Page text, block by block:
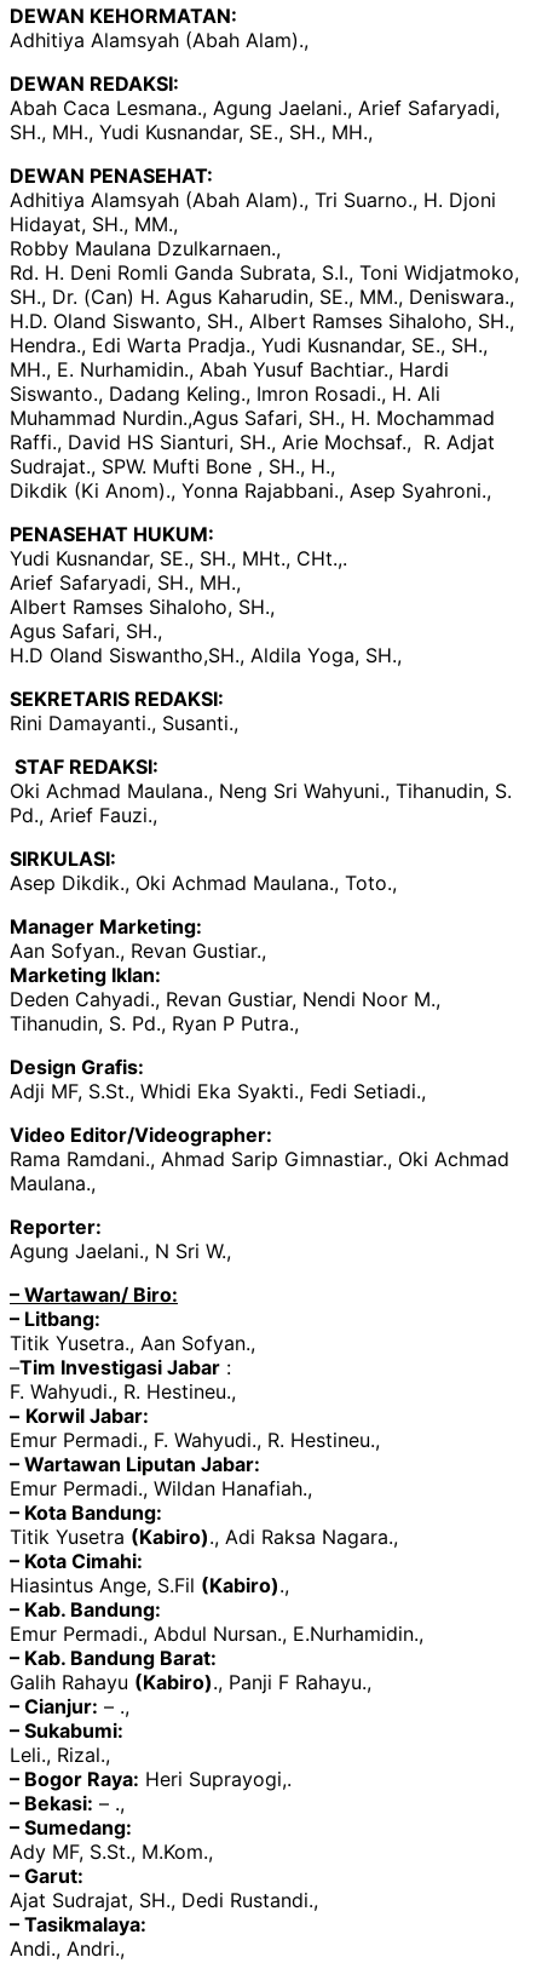
DEWAN KEHORMATAN:
Adhitiya Alamsyah (Abah Alam).,
DEWAN REDAKSI:
Abah Caca Lesmana., Agung Jaelani., Arief Safaryadi,
SH., MH., Yudi Kusnandar, SE., SH., MH.,
DEWAN PENASEHAT:
Adhitiya Alamsyah (Abah Alam)., Tri Suarno., H. Djoni
Hidayat, SH., MM.,
Robby Maulana Dzulkarnaen.,
Rd. H. Deni Romli Ganda Subrata, S.I., Toni Widjatmoko,
SH., Dr. (Can) H. Agus Kaharudin, SE., MM., Deniswara.,
H.D. Oland Siswanto, SH., Albert Ramses Sihaloho, SH.,
Hendra., Edi Warta Pradja., Yudi Kusnandar, SE., SH.,
MH., E. Nurhamidin., Abah Yusuf Bachtiar., Hardi
Siswanto., Dadang Keling., Imron Rosadi., H. Ali
Muhammad Nurdin.,Agus Safari, SH., H. Mochammad
Raffi., David HS Sianturi, SH., Arie Mochsaf., R. Adjat
Sudrajat., SPW. Mufti Bone , SH., H.,
Dikdik (Ki Anom)., Yonna Rajabbani., Asep Syahroni.,
PENASEHAT HUKUM:
Yudi Kusnandar, SE., SH., MHt., CHt.,.
Arief Safaryadi, SH., MH.,
Albert Ramses Sihaloho, SH.,
Agus Safari, SH.,
H.D Oland Siswantho,SH., Aldila Yoga, SH.,
SEKRETARIS REDAKSI:
Rini Damayanti., Susanti.,
STAF REDAKSI:
Oki Achmad Maulana., Neng Sri Wahyuni., Tihanudin, S.
Pd., Arief Fauzi.,
SIRKULASI:
Asep Dikdik., Oki Achmad Maulana., Toto.,
Manager Marketing:
Aan Sofyan., Revan Gustiar.,
Marketing Iklan:
Deden Cahyadi., Revan Gustiar, Nendi Noor M.,
Tihanudin, S. Pd., Ryan P Putra.,
Design Grafis:
Adji MF, S.St., Whidi Eka Syakti., Fedi Setiadi.,
Video Editor/Videographer:
Rama Ramdani., Ahmad Sarip Gimnastiar., Oki Achmad
Maulana.,
Reporter:
Agung Jaelani., N Sri W.,
– Wartawan/ Biro:
– Litbang:
Titik Yusetra., Aan Sofyan.,
–Tim Investigasi Jabar :
F. Wahyudi., R. Hestineu.,
– Korwil Jabar:
Emur Permadi., F. Wahyudi., R. Hestineu.,
– Wartawan Liputan Jabar:
Emur Permadi., Wildan Hanafiah.,
– Kota Bandung:
Titik Yusetra (Kabiro)., Adi Raksa Nagara.,
– Kota Cimahi:
Hiasintus Ange, S.Fil (Kabiro).,
– Kab. Bandung:
Emur Permadi., Abdul Nursan., E.Nurhamidin.,
– Kab. Bandung Barat:
Galih Rahayu (Kabiro)., Panji F Rahayu.,
– Cianjur: – .,
– Sukabumi:
Leli., Rizal.,
– Bogor Raya: Heri Suprayogi,.
– Bekasi: – .,
– Sumedang:
Ady MF, S.St., M.Kom.,
– Garut:
Ajat Sudrajat, SH., Dedi Rustandi.,
– Tasikmalaya:
Andi., Andri.,